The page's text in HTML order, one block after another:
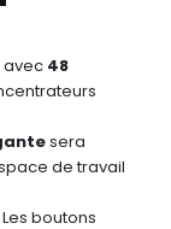
avec 48
sera
de travail
Les boutons